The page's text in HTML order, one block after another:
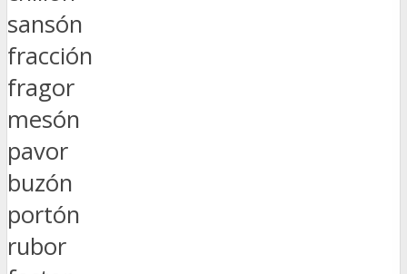
sansón
fracción
fragor
mesón
pavor
buzón
portón
rubor